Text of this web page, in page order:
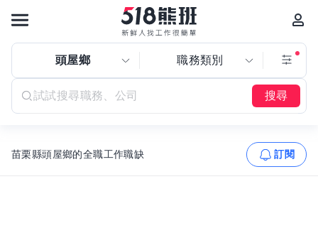
頭屋鄉 職務類別
搜尋
苗栗縣頭屋鄉的全職工作職缺 訂閱